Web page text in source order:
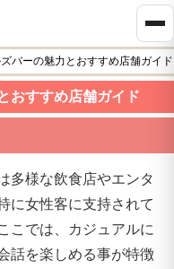
バーの魅力とおすすめ店舗ガイド
おすすめ店舗ガイド
多様な飲食店やエンタ
に女性客に支持されて
こでは、カジュアルに
話を楽しめる事が特徴